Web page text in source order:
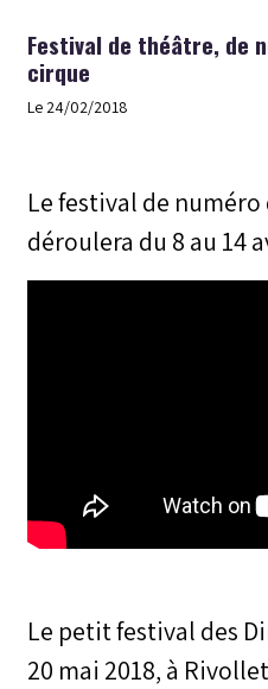
Festival de théâtre, de
cirque
Le 24/02/2018
Le festival de numéro
déroulera du 8 au 14
Le petit festival des
20 mai 2018, à